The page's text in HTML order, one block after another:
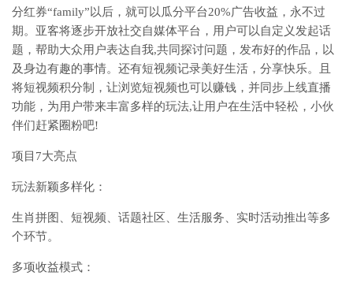
分红券“family”以后，就可以瓜分平台20%广告收益，永不过
期。亚客将逐步开放社交自媒体平台，用户可以自定义发起话
题，帮助大众用户表达自我,共同探讨问题，发布好的作品，以
及身边有趣的事情。还有短视频记录美好生活，分享快乐。且
将短视频积分制，让浏览短视频也可以赚钱，并同步上线直播
功能，为用户带来丰富多样的玩法,让用户在生活中轻松，小伙
伴们赶紧圈粉吧!
项目7大亮点
玩法新颖多样化：
生肖拼图、短视频、话题社区、生活服务、实时活动推出等多
个环节。
多项收益模式：